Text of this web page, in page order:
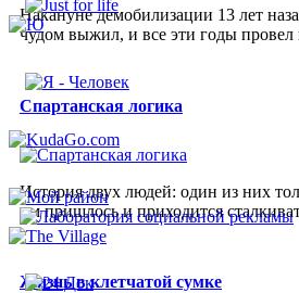
Накануне демобилизации 13 лет
чудом выжил, и все эти годы провел
Спартанская логика
История двух людей: один из них
им пришлось и приходится
Жизнь в клетчатой сумке